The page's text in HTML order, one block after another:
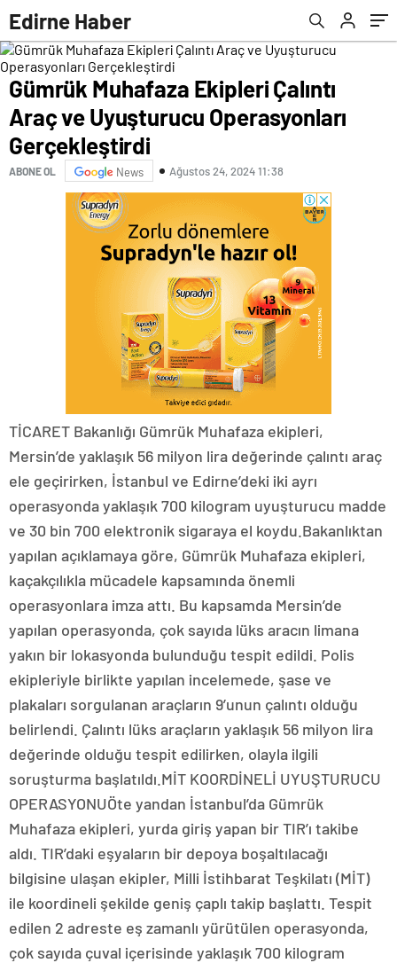
Edirne Haber
Gümrük Muhafaza Ekipleri Çalıntı
Araç ve Uyuşturucu Operasyonları
Gerçekleştirdi
ABONE OL News Ağustos 24, 2024 11:38
TİCARET Bakanlığı Gümrük Muhafaza ekipleri,
Mersin’de yaklaşık 56 milyon lira değerinde çalıntı araç
ele geçirirken, İstanbul ve Edirne’deki iki ayrı
operasyonda yaklaşık 700 kilogram uyuşturucu madde
ve 30 bin 700 elektronik sigaraya el koydu.Bakanlıktan
yapılan açıklamaya göre, Gümrük Muhafaza ekipleri,
kaçakçılıkla mücadele kapsamında önemli
operasyonlara imza attı. Bu kapsamda Mersin’de
yapılan operasyonda, çok sayıda lüks aracın limana
yakın bir lokasyonda bulunduğu tespit edildi. Polis
ekipleriyle birlikte yapılan incelemede, şase ve
plakaları sorgulanan araçların 9’unun çalıntı olduğu
belirlendi. Çalıntı lüks araçların yaklaşık 56 milyon lira
değerinde olduğu tespit edilirken, olayla ilgili
soruşturma başlatıldı.MİT KOORDİNELİ UYUŞTURUCU
OPERASYONUÖte yandan İstanbul’da Gümrük
Muhafaza ekipleri, yurda giriş yapan bir TIR’ı takibe
aldı. TIR’daki eşyaların bir depoya boşaltılacağı
bilgisine ulaşan ekipler, Milli İstihbarat Teşkilatı (MİT)
ile koordineli şekilde geniş çaplı takip başlattı. Tespit
edilen 2 adreste eş zamanlı yürütülen operasyonda,
çok sayıda çuval içerisinde yaklaşık 700 kilogram